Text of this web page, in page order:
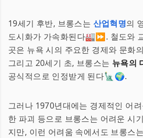
19세기 후반, 브롱스는 산업혁명의
도시화가 가속화된다🏭⏩. 철도와
곳은 뉴욕 시의 주요한 경제와 문화
그리고 20세기 초, 브롱스는 뉴욕의
공식적으로 인정받게 된다🗽🌍.
그러나 1970년대에는 경제적인 어
한 파괴 등으로 브롱스는 어려운 시
지만, 이런 어려움 속에서도 브롱스